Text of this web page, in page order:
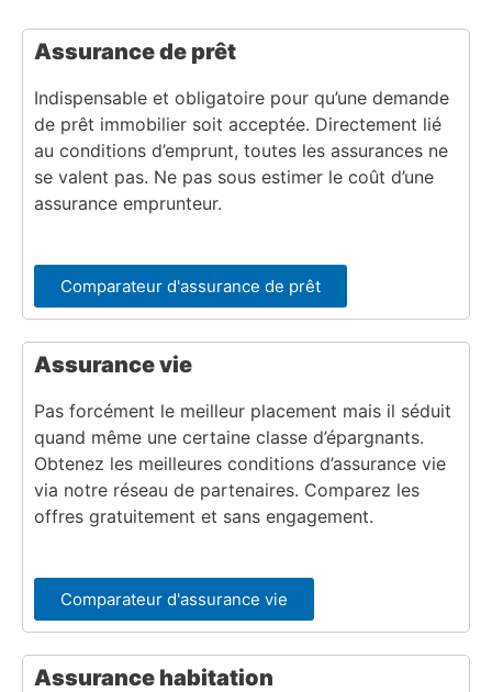
Assurance de prêt
Indispensable et obligatoire pour qu’une demande
de prêt immobilier soit acceptée. Directement lié
au conditions d’emprunt, toutes les assurances ne
se valent pas. Ne pas sous estimer le coût d’une
assurance emprunteur.
Comparateur d'assurance de prêt
Assurance vie
Pas forcément le meilleur placement mais il séduit
quand même une certaine classe d’épargnants.
Obtenez les meilleures conditions d’assurance vie
via notre réseau de partenaires. Comparez les
offres gratuitement et sans engagement.
Comparateur d'assurance vie
Assurance habitation